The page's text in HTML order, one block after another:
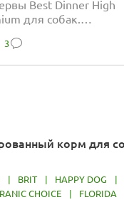
Best Dinner High
для собак.
3
корм для
BRIT HAPPY DOG
CHOICE FLORIDA